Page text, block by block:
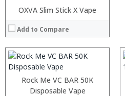
OXVA Slim Stick X Vape
Add to Compare
Rock Me VC BAR 50K
Disposable Vape
:
View Details →